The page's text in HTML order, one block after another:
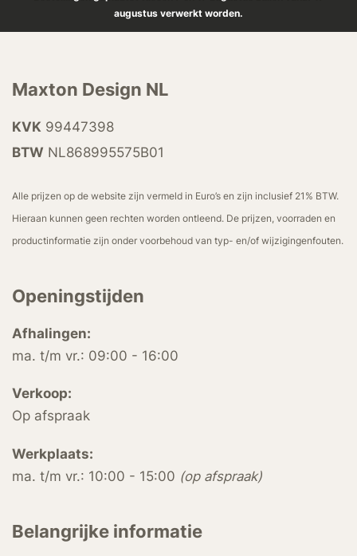
augustus verwerkt worden.
Maxton Design NL
KVK 99447398
BTW NL868995575B01
Alle prijzen op de website zijn vermeld in Euro’s en zijn inclusief 21% BTW.
Hieraan kunnen geen rechten worden ontleend. De prijzen, voorraden en
productinformatie zijn onder voorbehoud van typ- en/of wijzigingenfouten.
Openingstijden
Afhalingen:
ma. t/m vr.: 09:00 - 16:00
Verkoop:
Op afspraak
Werkplaats:
ma. t/m vr.: 10:00 - 15:00 (op afspraak)
Belangrijke informatie